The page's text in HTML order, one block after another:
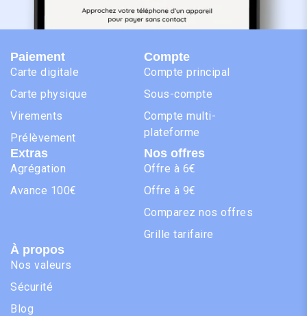
Paiement
Carte digitale
Carte physique
Virements
Prélèvement
Compte
Compte principal
Sous-compte
Compte multi-
plateforme
Extras
Agrégation
Avance 100€
Nos offres
Offre à 6€
Offre à 9€
Comparez nos offres
Grille tarifaire
À propos
Nos valeurs
Sécurité
Blog